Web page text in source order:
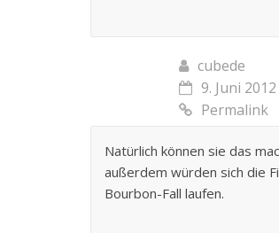
cubede
9. Juni
Permalink
Natürlich können sie das
außerdem würden sich die
Bourbon-Fall laufen.